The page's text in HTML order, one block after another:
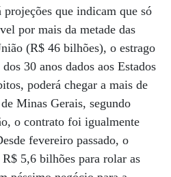
que indicam que só
por mais da metade das
(R$ 46 bilhões), o estrago
30 anos dados aos Estados
poderá chegar a mais de
Minas Gerais, segundo
o contrato foi igualmente
fevereiro passado, o
5,6 bilhões para rolar as